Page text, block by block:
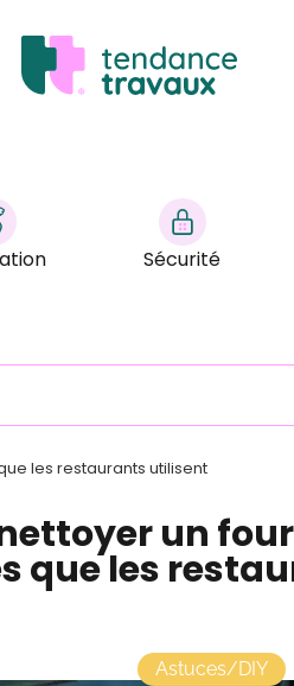
Sécurité
les restaurants utilisent
un
que les
Astuces/DIY